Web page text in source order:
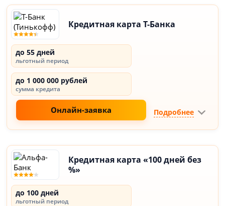
Кредитная карта Т-Банка
до 55 дней
льготный период
до 1 000 000 рублей
сумма кредита
Онлайн-заявка Подробнее
Кредитная карта «100 дней без
%»
до 100 дней
льготный период